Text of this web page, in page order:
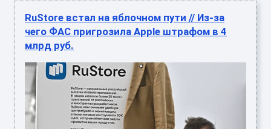
RuStore встал на яблочном пути // Из-за
чего ФАС пригрозила Apple штрафом в 4
млрд руб.